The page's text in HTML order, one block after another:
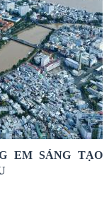
EM SÁNG TẠO